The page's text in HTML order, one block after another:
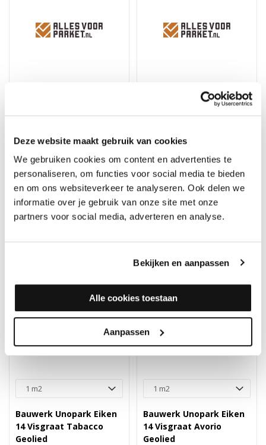
Deze website maakt gebruik van cookies
We gebruiken cookies om content en advertenties te
personaliseren, om functies voor social media te bieden
en om ons websiteverkeer te analyseren. Ook delen we
informatie over je gebruik van onze site met onze
partners voor social media, adverteren en analyse.
Bekijken en aanpassen
Alle cookies toestaan
Aanpassen
Bauwerk Unopark Eiken
Geolied
Merk: Bauwerk Parkett
94,95
Bauwerk Unopark Eiken
Geolied
Merk: Bauwerk Parkett
109,95
Bauwerk Unopark Eiken
14 Visgraat Tabacco
Geolied
Bauwerk Unopark Eiken
14 Visgraat Avorio
Geolied